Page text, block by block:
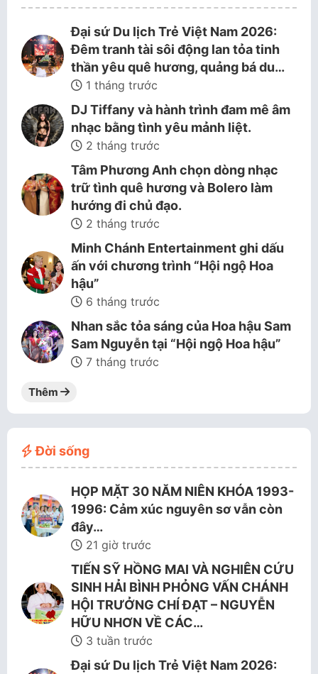
Đại sứ Du lịch Trẻ Việt Nam 2026:
Đêm tranh tài sôi động lan tỏa tinh
thần yêu quê hương, quảng bá du…
1 tháng trước
DJ Tiffany và hành trình đam mê âm
nhạc bằng tình yêu mảnh liệt.
2 tháng trước
Tâm Phương Anh chọn dòng nhạc
trữ tình quê hương và Bolero làm
hướng đi chủ đạo.
2 tháng trước
Minh Chánh Entertainment ghi dấu
ấn với chương trình “Hội ngộ Hoa
hậu”
6 tháng trước
Nhan sắc tỏa sáng của Hoa hậu Sam
Sam Nguyễn tại “Hội ngộ Hoa hậu”
7 tháng trước
Thêm
Đời sống
HỌP MẶT 30 NĂM NIÊN KHÓA 1993-
1996: Cảm xúc nguyên sơ vẫn còn
đây…
21 giờ trước
TIẾN SỸ HỒNG MAI VÀ NGHIÊN CỨU
SINH HẢI BÌNH PHỎNG VẤN CHÁNH
HỘI TRƯỞNG CHÍ ĐẠT – NGUYỄN
HỮU NHƠN VỀ CÁC…
3 tuần trước
Đại sứ Du lịch Trẻ Việt Nam 2026: